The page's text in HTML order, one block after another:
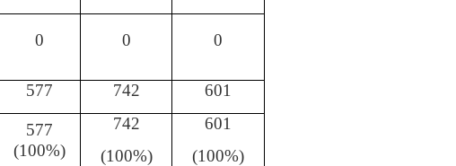
0 0 0
577 742 601
577
(100%)
742
(100%)
601
(100%)